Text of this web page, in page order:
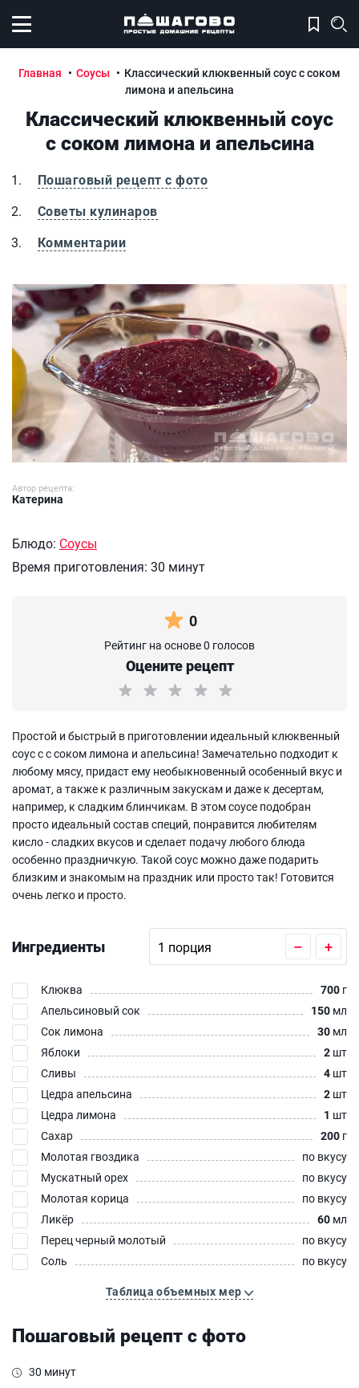
Открыть меню
Главная Соусы
Классический клюквенный соус с соком
лимона и апельсина
Классический клюквенный соус
с соком лимона и апельсина
Пошаговый рецепт с фото
Советы кулинаров
Комментарии
Классический клюквенный соус с соком лимона и
Автор рецепта:
Катерина
Блюдо: Соусы
Время приготовления: 30 минут
0
Рейтинг на основе 0 голосов
Оцените рецепт
Простой и быстрый в приготовлении идеальный клюквенный
соус с с соком лимона и апельсина! Замечательно подходит к
любому мясу, придаст ему необыкновенный особенный вкус и
аромат, а также к различным закускам и даже к десертам,
например, к сладким блинчикам. В этом соусе подобран
просто идеальный состав специй, понравится любителям
кисло - сладких вкусов и сделает подачу любого блюда
особенно праздничкую. Такой соус можно даже подарить
близким и знакомым на праздник или просто так! Готовится
очень легко и просто.
Ингредиенты – +
Клюква 700 г
Апельсиновый сок
150 мл
Сок лимона
30 мл
Яблоки
2 шт
Сливы
4 шт
Цедра апельсина
2 шт
Цедра лимона
1 шт
Сахар
200 г
Молотая гвоздика
по вкусу
Мускатный орех
по вкусу
Молотая корица
по вкусу
Ликёр
60 мл
Перец черный молотый
по вкусу
Соль
по вкусу
Таблица объемных мер
Пошаговый рецепт с фото
30 минут